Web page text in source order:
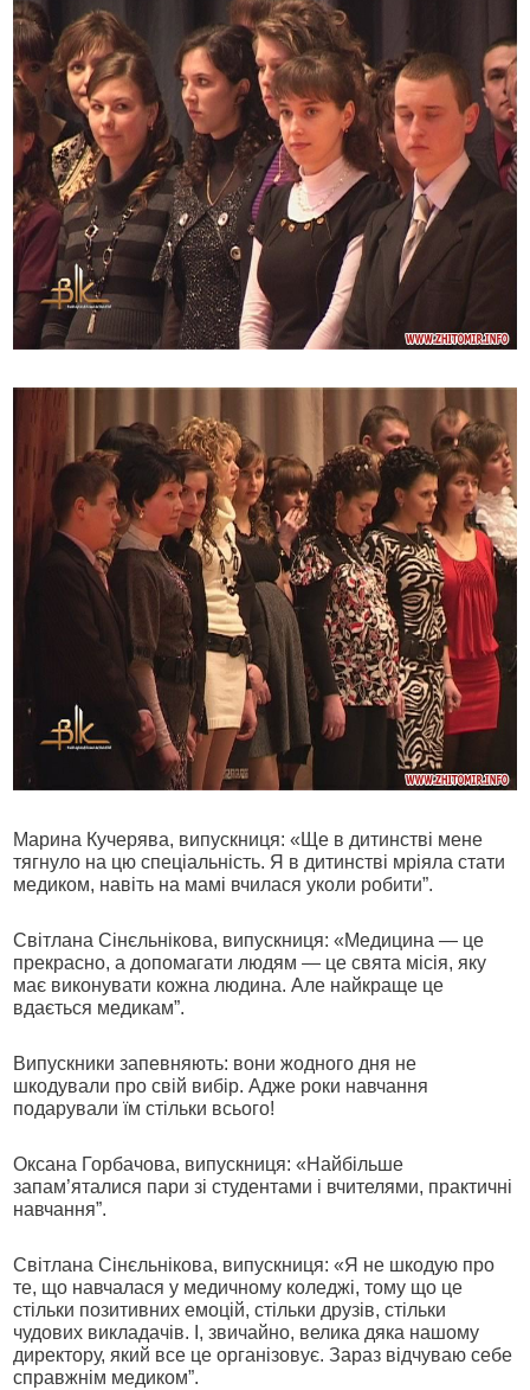
Марина Кучерява, випускниця: «Ще в дитинстві мене
тягнуло на цю спеціальність. Я в дитинстві мріяла стати
медиком, навіть на мамі вчилася уколи робити”.
Світлана Сінєльнікова, випускниця: «Медицина — це
прекрасно, а допомагати людям — це свята місія, яку
має виконувати кожна людина. Але найкраще це
вдається медикам”.
Випускники запевняють: вони жодного дня не
шкодували про свій вибір. Адже роки навчання
подарували їм стільки всього!
Оксана Горбачова, випускниця: «Найбільше
запам’яталися пари зі студентами і вчителями, практичні
навчання”.
Світлана Сінєльнікова, випускниця: «Я не шкодую про
те, що навчалася у медичному коледжі, тому що це
стільки позитивних емоцій, стільки друзів, стільки
чудових викладачів. І, звичайно, велика дяка нашому
директору, який все це організовує. Зараз відчуваю себе
справжнім медиком”.